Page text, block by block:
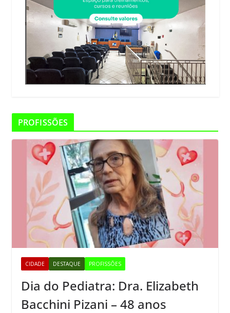
PROFISSÕES
CIDADE DESTAQUE PROFISSÕES
Dia do Pediatra: Dra. Elizabeth
Bacchini Pizani – 48 anos